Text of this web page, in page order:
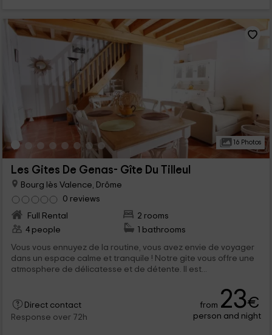
16 Photos
Les Gites De Genas- Gîte Du Tilleul
Bourg lès Valence, Drôme
0 reviews
Full Rental
2 rooms
4 people
1 bathrooms
Vous vous ennuyez de la routine, vous avez envie de voyager
dans un espace calme et tranquile ! Notre gite vous offre une
atmosphere de délicatesse et de détente. Il est...
Direct contact
Response over 72h
from 23€
person and night